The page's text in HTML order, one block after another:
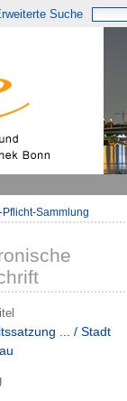
Suche
Pflicht-Sammlung
... / Stadt